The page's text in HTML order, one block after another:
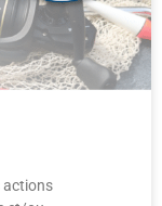
actions